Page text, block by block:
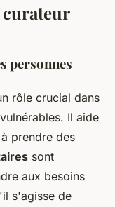
personnes
rôle crucial dans
Il aide
prendre des
sont
aux besoins
s'agisse de